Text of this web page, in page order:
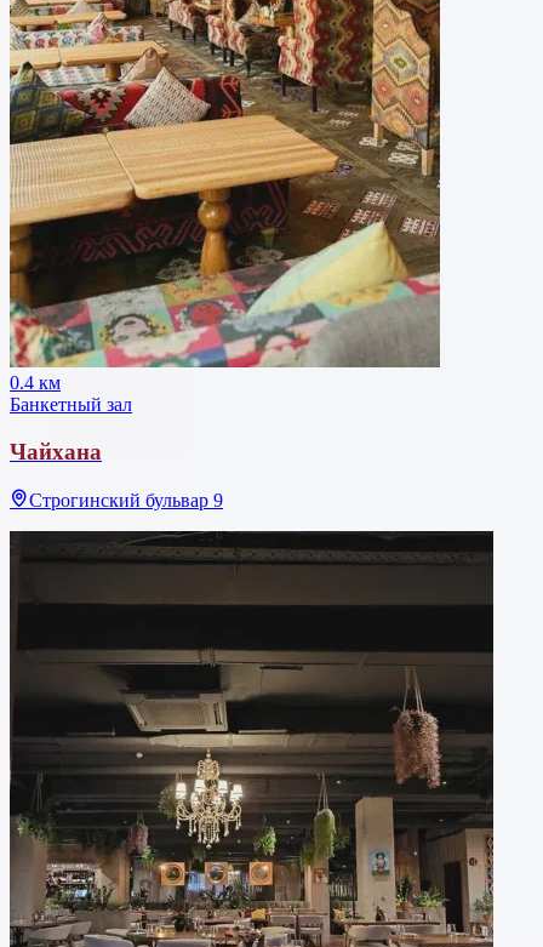
0.4 км
Банкетный зал
Чайхана
Строгинский бульвар 9